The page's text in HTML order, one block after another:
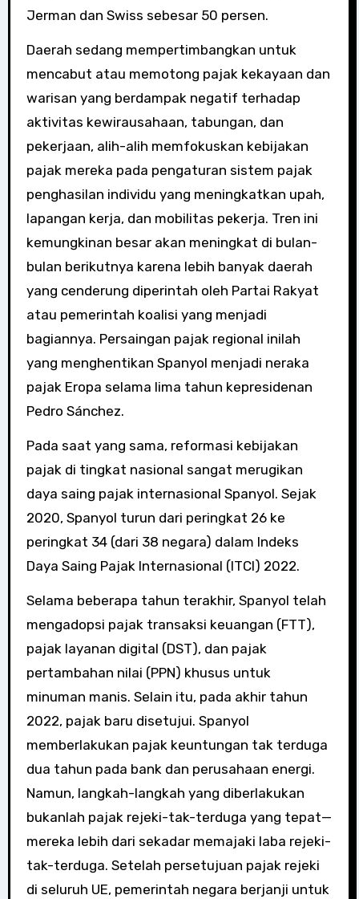
Jerman dan Swiss sebesar 50 persen.
Daerah sedang mempertimbangkan untuk
mencabut atau memotong pajak kekayaan dan
warisan yang berdampak negatif terhadap
aktivitas kewirausahaan, tabungan, dan
pekerjaan, alih-alih memfokuskan kebijakan
pajak mereka pada pengaturan sistem pajak
penghasilan individu yang meningkatkan upah,
lapangan kerja, dan mobilitas pekerja. Tren ini
kemungkinan besar akan meningkat di bulan-
bulan berikutnya karena lebih banyak daerah
yang cenderung diperintah oleh Partai Rakyat
atau pemerintah koalisi yang menjadi
bagiannya. Persaingan pajak regional inilah
yang menghentikan Spanyol menjadi neraka
pajak Eropa selama lima tahun kepresidenan
Pedro Sánchez.
Pada saat yang sama, reformasi kebijakan
pajak di tingkat nasional sangat merugikan
daya saing pajak internasional Spanyol. Sejak
2020, Spanyol turun dari peringkat 26 ke
peringkat 34 (dari 38 negara) dalam Indeks
Daya Saing Pajak Internasional (ITCI) 2022.
Selama beberapa tahun terakhir, Spanyol telah
mengadopsi pajak transaksi keuangan (FTT),
pajak layanan digital (DST), dan pajak
pertambahan nilai (PPN) khusus untuk
minuman manis. Selain itu, pada akhir tahun
2022, pajak baru disetujui. Spanyol
memberlakukan pajak keuntungan tak terduga
dua tahun pada bank dan perusahaan energi.
Namun, langkah-langkah yang diberlakukan
bukanlah pajak rejeki-tak-terduga yang tepat—
mereka lebih dari sekadar memajaki laba rejeki-
tak-terduga. Setelah persetujuan pajak rejeki
di seluruh UE, pemerintah negara berjanji untuk